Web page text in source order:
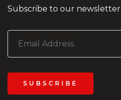
Subscribe to our newsletter
SUBSCRIBE